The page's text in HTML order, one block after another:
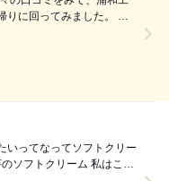
に回ってみました。 さ
走ると工場が有ります。
いってなってソフトクリー